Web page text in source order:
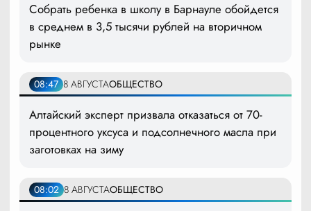
Собрать ребенка в школу в Барнауле обойдется
в среднем в 3,5 тысячи рублей на вторичном
рынке
08:47 8 АВГУСТАОБЩЕСТВО
Алтайский эксперт призвала отказаться от 70-
процентного уксуса и подсолнечного масла при
заготовках на зиму
08:02 8 АВГУСТАОБЩЕСТВО